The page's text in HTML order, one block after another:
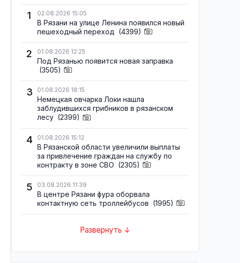
1
02.08.2026 15:05
В Рязани на улице Ленина появился новый
пешеходный переход (4399)
2 01.08.2026 12:25
Под Рязанью появится новая заправка
(3505)
3 01.08.2026 18:15
Немецкая овчарка Локи нашла
заблудившихся грибников в рязанском
лесу (2399)
4 01.08.2026 15:12
В Рязанской области увеличили выплаты
за привлечение граждан на службу по
контракту в зоне СВО (2305)
5 03.08.2026 11:39
В центре Рязани фура оборвала
контактную сеть троллейбусов (1995)
Развернуть ↓